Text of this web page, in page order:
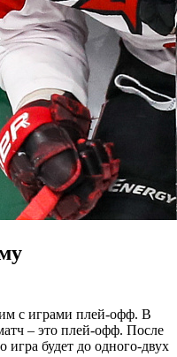
с играми плей-офф. В
– это плей-офф. После
игра будет до одного-двух